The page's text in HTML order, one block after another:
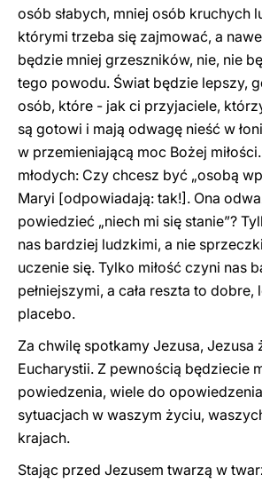
osób słabych, mniej osób kruchych
którymi trzeba się zajmować, a
będzie mniej grzeszników, nie, nie
tego powodu. Świat będzie lepszy,
osób, które - jak ci przyjaciele,
są gotowi i mają odwagę nieść w
w przemieniającą moc Bożej
młodych: Czy chcesz być „osobą
Maryi [odpowiadają: tak!]. Ona
powiedzieć „niech mi się stanie”?
nas bardziej ludzkimi, a nie
uczenie się. Tylko miłość czyni nas
pełniejszymi, a cała reszta to dobre,
placebo.
Za chwilę spotkamy Jezusa, Jezusa
Eucharystii. Z pewnością będziecie
powiedzenia, wiele do
sytuacjach w waszym życiu,
krajach.
Stając przed Jezusem twarzą w